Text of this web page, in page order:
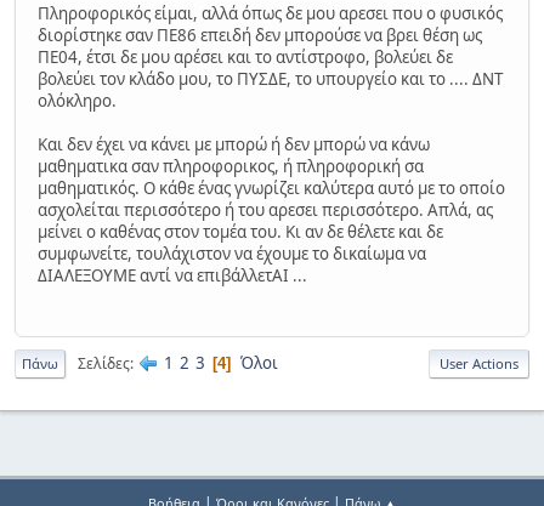
Πληροφορικός είμαι, αλλά όπως δε μου αρεσει που ο φυσικός
διορίστηκε σαν ΠΕ86 επειδή δεν μπορούσε να βρει θέση ως
ΠΕ04, έτσι δε μου αρέσει και το αντίστροφο, βολεύει δε
βολεύει τον κλάδο μου, το ΠΥΣΔΕ, το υπουργείο και το .... ΔΝΤ
ολόκληρο.
Και δεν έχει να κάνει με μπορώ ή δεν μπορώ να κάνω
μαθηματικα σαν πληροφορικος, ή πληροφορική σα
μαθηματικός. Ο κάθε ένας γνωρίζει καλύτερα αυτό με το οποίο
ασχολείται περισσότερο ή του αρεσει περισσότερο. Απλά, ας
μείνει ο καθένας στον τομέα του. Κι αν δε θέλετε και δε
συμφωνείτε, τουλάχιστον να έχουμε το δικαίωμα να
ΔΙΑΛΕΞΟΥΜΕ αντί να επιβάλλετΑΙ ...
Πάνω Σελίδες 1 2 3 4 Όλοι User Actions